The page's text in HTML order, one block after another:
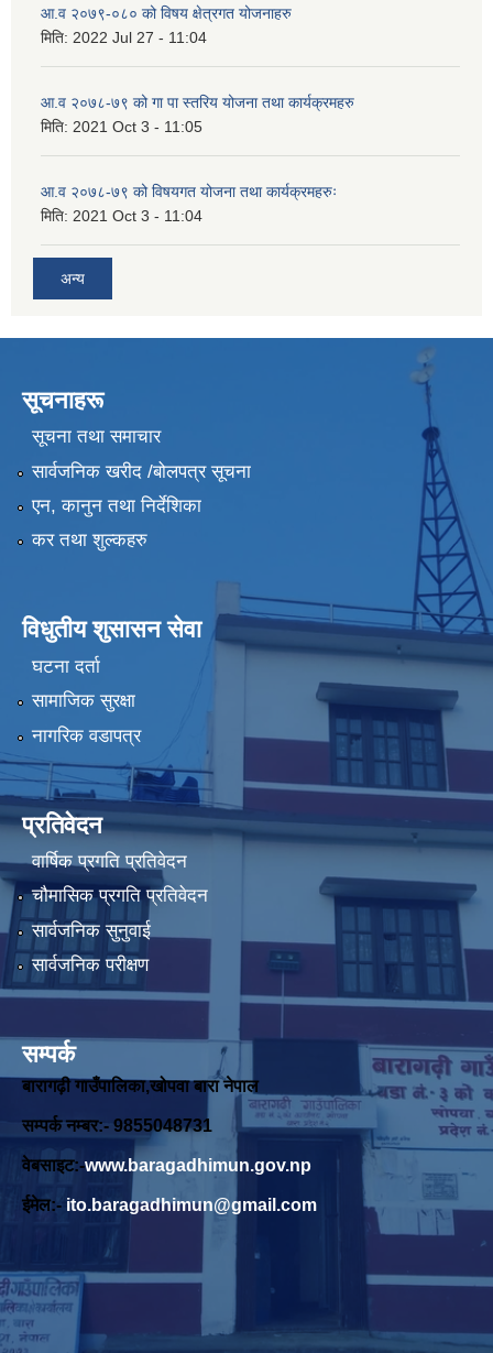
आ.व २०७९-०८० को विषय क्षेत्रगत योजनाहरु
मिति: 2022 Jul 27 - 11:04
आ.व २०७८-७९ को गा पा स्तरिय योजना तथा कार्यक्रमहरु
मिति: 2021 Oct 3 - 11:05
आ.व २०७८-७९ को विषयगत योजना तथा कार्यक्रमहरुः
मिति: 2021 Oct 3 - 11:04
अन्य
सूचनाहरू
सूचना तथा समाचार
सार्वजनिक खरीद /बोलपत्र सूचना
एन, कानुन तथा निर्देशिका
कर तथा शुल्कहरु
विधुतीय शुसासन सेवा
घटना दर्ता
सामाजिक सुरक्षा
नागरिक वडापत्र
प्रतिवेदन
वार्षिक प्रगति प्रतिवेदन
चौमासिक प्रगति प्रतिवेदन
सार्वजनिक सुनुवाई
सार्वजनिक परीक्षण
सम्पर्क
बारागढ़ी गाउँपालिका,खोपवा बारा नेपाल
सम्पर्क नम्बर:- 9855048731
वेबसाइट:-www.baragadhimun.gov.np
ईमेल:- ito.baragadhimun@gmail.com